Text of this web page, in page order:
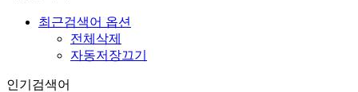
최근검색어 옵션
전체삭제
자동저장끄기
인기검색어